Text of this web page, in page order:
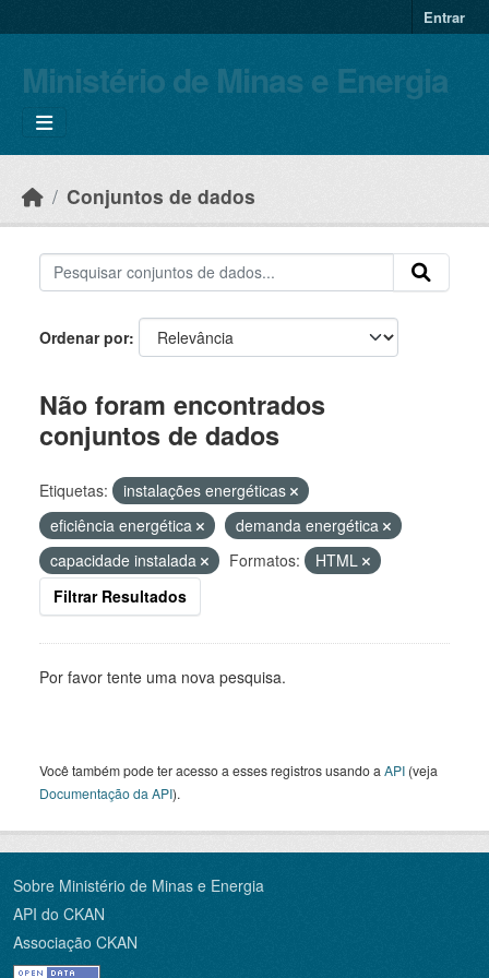
Entrar
Ministério de Minas e Energia
Conjuntos de dados
Ordenar por
Não foram encontrados
conjuntos de dados
Etiquetas:
instalações energéticas
eficiência energética
demanda energética
capacidade instalada
Formatos:
HTML
Filtrar Resultados
Por favor tente uma nova pesquisa.
Você também pode ter acesso a esses registros usando a API (veja
Documentação da API).
Sobre Ministério de Minas e Energia
API do CKAN
Associação CKAN